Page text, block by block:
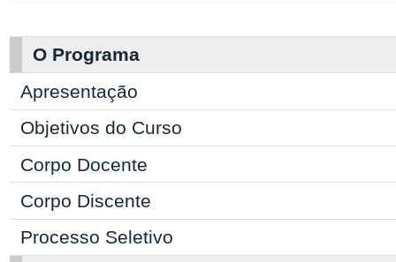
O Programa
Apresentação
Objetivos do Curso
Corpo Docente
Corpo Discente
Processo Seletivo